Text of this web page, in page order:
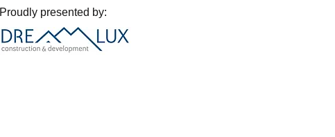
Proudly presented by: